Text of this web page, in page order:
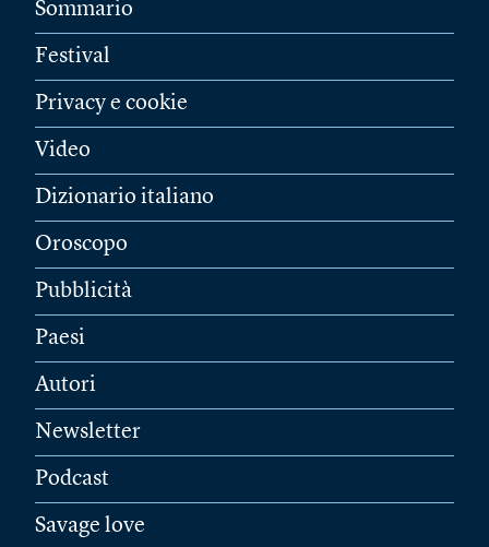
Sommario
Festival
Privacy e cookie
Video
Dizionario italiano
Oroscopo
Pubblicità
Paesi
Autori
Newsletter
Podcast
Savage love